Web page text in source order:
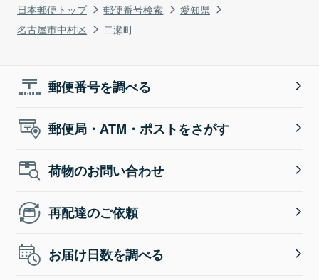
日本郵便トップ 郵便番号検索
愛知県
名古屋市中村区
二瀬町
郵便番号を調べる
郵便局・ATM・ポストをさがす
荷物のお問い合わせ
再配達のご依頼
お届け日数を調べる